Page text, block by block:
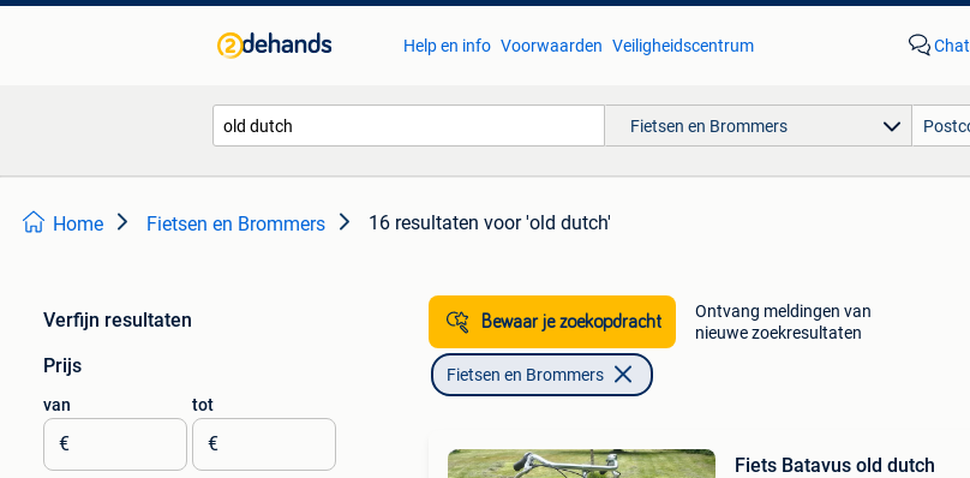
Help en info Voorwaarden Veiligheidscentrum Chat
Fietsen en Brommers
Home Fietsen en Brommers 16 resultaten voor 'old dutch'
Verfijn resultaten
Prijs
van
€
tot
€
Bewaar je zoekopdracht
Ontvang meldingen van
nieuwe zoekresultaten
Fietsen en Brommers
Fiets Batavus old dutch